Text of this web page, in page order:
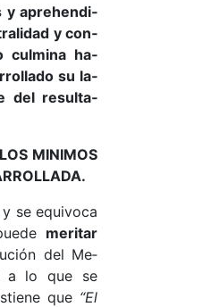
y aprehen­di­
y con­
cul­mi­na ha­
su la­
del re­sul­ta­
MI­NI­MOS
se equi­vo­ca
me­ri­tar
del Me­
a lo que se
que “El